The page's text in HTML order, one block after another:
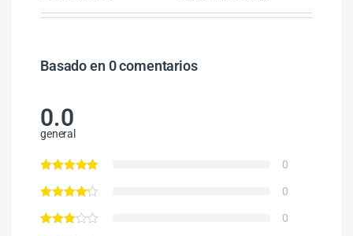
Basado en 0 comentarios
0.0
general
0
0
0